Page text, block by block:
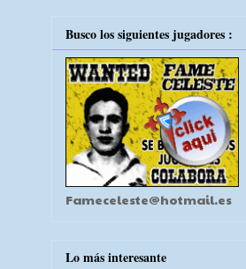
Busco los siguientes jugadores :
Fameceleste@hotmail.es
Lo más interesante